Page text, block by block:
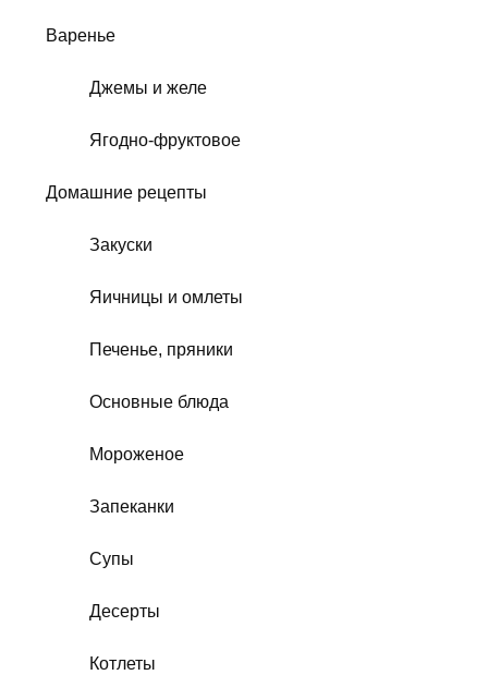
Варенье
Джемы и желе
Ягодно-фруктовое
Домашние рецепты
Закуски
Яичницы и омлеты
Печенье, пряники
Основные блюда
Мороженое
Запеканки
Супы
Десерты
Котлеты